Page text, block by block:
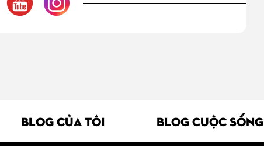
một mối tình, mà là một người luôn cho tôi quyền được là
BLOG CỦA TÔI BLOG CUỘC SỐNG